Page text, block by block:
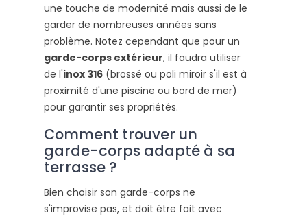
une touche de modernité mais aussi de le
garder de nombreuses années sans
problème. Notez cependant que pour un
garde-corps extérieur, il faudra utiliser
de l'inox 316 (brossé ou poli miroir s'il est à
proximité d'une piscine ou bord de mer)
pour garantir ses propriétés.
Comment trouver un
garde-corps adapté à sa
terrasse ?
Bien choisir son garde-corps ne
s'improvise pas, et doit être fait avec